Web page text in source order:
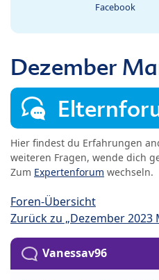
Facebook
Dezember
Hier findest du Erfahrungen
weiteren Fragen, wende dich
Zum Expertenforum wechseln.
Foren-Übersicht
Zurück zu „Dezember 2023
Vanessav96